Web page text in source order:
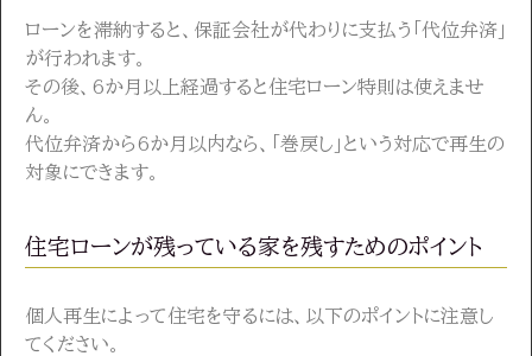
ローンを滞納すると、保証会社が代わりに支払う「代位弁済」
が行われます。
その後、6か月以上経過すると住宅ローン特則は使えませ
ん。
代位弁済から6か月以内なら、「巻戻し」という対応で再生の
対象にできます。
住宅ローンが残っている家を残すためのポイント
個人再生によって住宅を守るには、以下のポイントに注意し
てください。